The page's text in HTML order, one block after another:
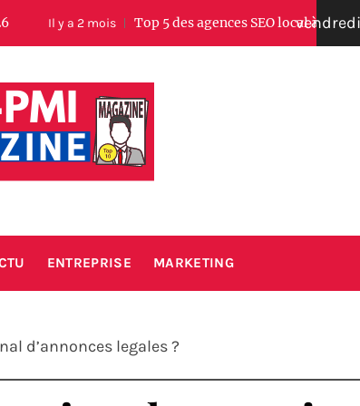
mois Top 5 des agences SEO local à Biarritz en
entreprise
ENTREPRISE MARKETING
d’annonces legales ?